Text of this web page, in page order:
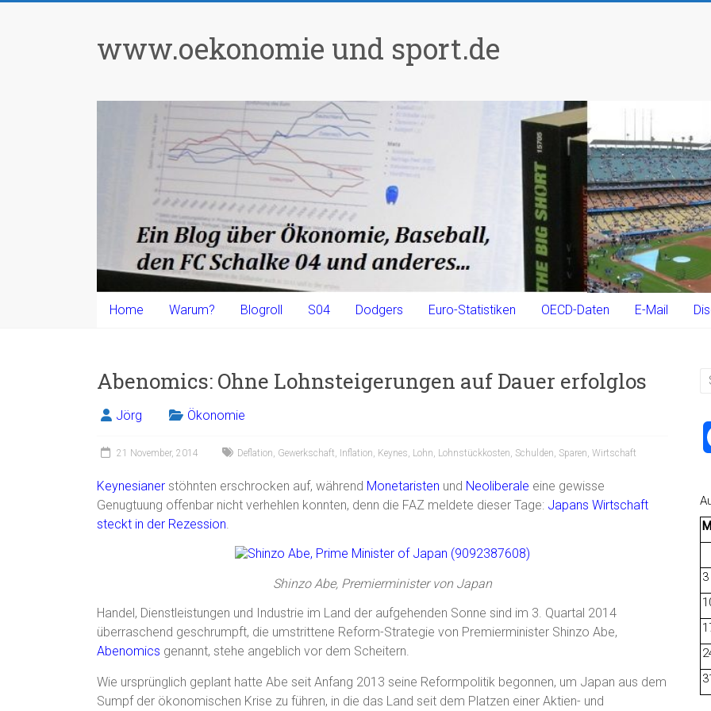
www.oekonomie und sport.de
Home Warum? Blogroll S04 Dodgers Euro-Statistiken OECD-Daten E-Mail
Abenomics: Ohne Lohnsteigerungen auf Dauer erfolglos
Jörg Ökonomie
21 November, 2014 Deflation Gewerkschaft Inflation Keynes Lohn Lohnstückkosten Schulden Sparen Wirtschaft
Keynesianer stöhnten erschrocken auf, während Monetaristen und Neoliberale eine gewisse
Genugtuung offenbar nicht verhehlen konnten, denn die FAZ meldete dieser Tage: Japans Wirtschaft
steckt in der Rezession
Shinzo Abe, Premierminister von Japan
Handel, Dienstleistungen und Industrie im Land der aufgehenden Sonne sind im 3. Quartal 2014
überraschend geschrumpft, die umstrittene Reform-Strategie von Premierminister Shinzo Abe,
Abenomics genannt, stehe angeblich vor dem Scheitern.
Wie ursprünglich geplant hatte Abe seit Anfang 2013 seine Reformpolitik begonnen, um Japan aus dem
Sumpf der ökonomischen Krise zu führen, in die das Land seit dem Platzen einer Aktien- und
M
3